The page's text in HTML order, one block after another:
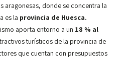
aragonesas, donde se concentra la
es la provincia de Huesca.
aporta entorno a un 18 % al
turísticos de la provincia de
que cuentan con presupuestos